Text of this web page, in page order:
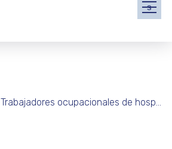
s
Trabajadores ocupacionales de hospitales públicos recibieron capacitación en protección radiológica